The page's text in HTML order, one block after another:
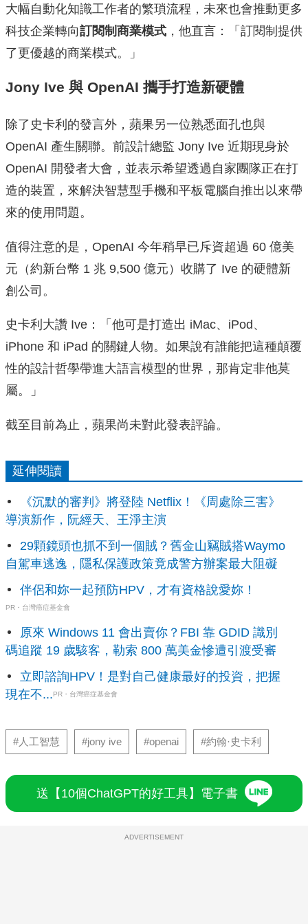
大幅自動化知識工作者的繁瑣流程，未來也會推動更多
科技企業轉向訂閱制商業模式 ，他直言：「訂閱制提供
了更優越的商業模式。」
Jony Ive 與 OpenAI 攜手打造新硬體
除了史卡利的發言外，蘋果另一位熟悉面孔也與
OpenAI 產生關聯。前設計總監 Jony Ive 近期現身於
OpenAI 開發者大會，並表示希望透過自家團隊正在打
造的裝置，來解決智慧型手機和平板電腦自推出以來帶
來的使用問題。
值得注意的是，OpenAI 今年稍早已斥資超過 60 億美
元（約新台幣 1 兆 9,500 億元）收購了 Ive 的硬體新
創公司。
史卡利大讚 Ive：「他可是打造出 iMac、iPod、
iPhone 和 iPad 的關鍵人物。如果說有誰能把這種顛覆
性的設計哲學帶進大語言模型的世界，那肯定非他莫
屬。」
截至目前為止，蘋果尚未對此發表評論。
延伸閱讀
《沉默的審判》將登陸 Netflix！《周處除三害》
導演新作，阮經天、王淨主演
29顆鏡頭也抓不到一個賊？舊金山竊賊搭Waymo
自駕車逃逸，隱私保護政策竟成警方辦案最大阻礙
伴侶和妳一起預防HPV，才有資格說愛妳！
PR・台灣癌症基金會
原來 Windows 11 會出賣你？FBI 靠 GDID 識別
碼追蹤 19 歲駭客，勒索 800 萬美金慘遭引渡受審
立即諮詢HPV！是對自己健康最好的投資，把握
現在不... PR・台灣癌症基金會
#人工智慧 #jony ive #openai #約翰·史卡利
送【10個ChatGPT的好工具】電子書
ADVERTISEMENT